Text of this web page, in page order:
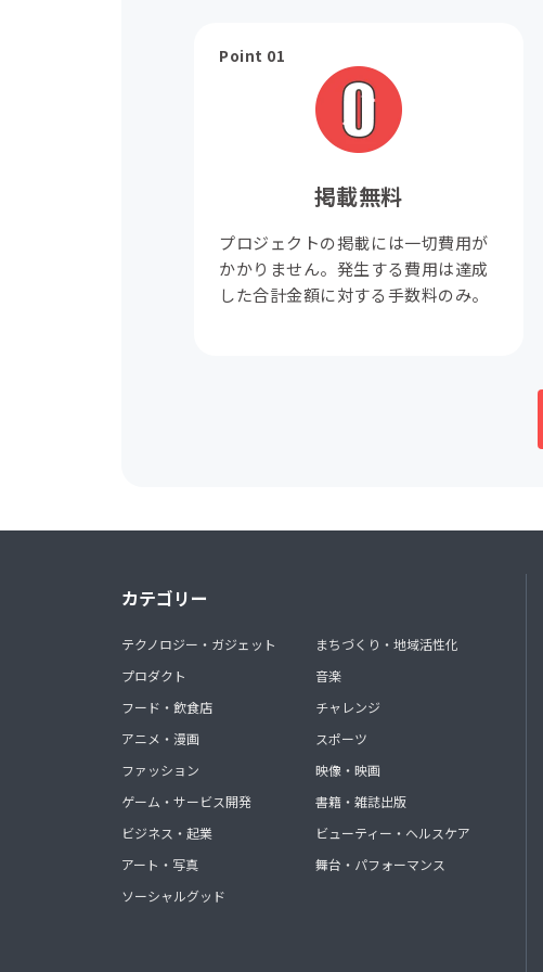
Point 01
掲載無料
プロジェクトの掲載には一切費用が
かかりません。発生する費用は達成
した合計金額に対する手数料のみ。
カテゴリー
テクノロジー・ガジェット
プロダクト
フード・飲食店
アニメ・漫画
ファッション
ゲーム・サービス開発
ビジネス・起業
アート・写真
ソーシャルグッド
まちづくり・地域活性化
音楽
チャレンジ
スポーツ
映像・映画
書籍・雑誌出版
ビューティー・ヘルスケア
舞台・パフォーマンス